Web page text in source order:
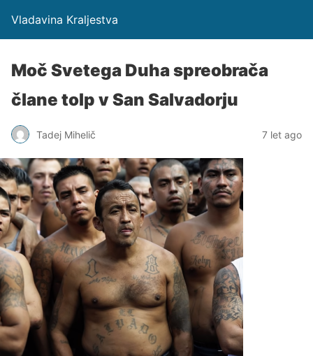
Vladavina Kraljestva
Moč Svetega Duha spreobrača
člane tolp v San Salvadorju
Tadej Mihelič 7 let ago